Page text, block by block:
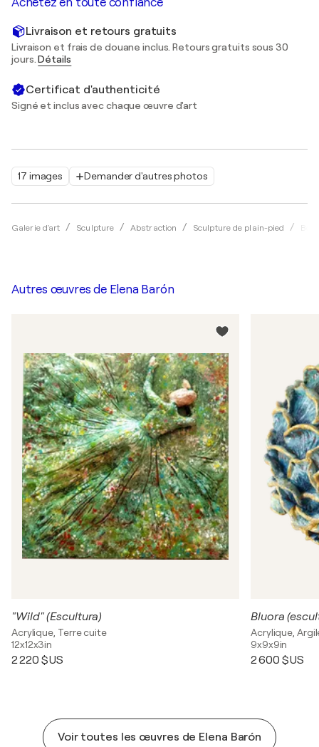
17 images Demander d'autres photos
Galerie d'art Sculpture Abstraction Sculpture de plain-pied Bois
Livraison et retours gratuits
Livraison et frais de douane inclus. Retours gratuits sous 30
jours.Détails
Certificat d'authenticité
Signé et inclus avec chaque œuvre d'art
Autres œuvres de Elena Barón
"Wild" (Escultura)
Acrylique, Terre cuite
12x12x3in
2 220 $US
Bluora
Acrylique,
9x9x9in
2 600 $US
Voir toutes les œuvres de Elena Barón